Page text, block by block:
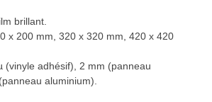
brillant.
x 200 mm, 320 x 320 mm, 420 x 420
(vinyle adhésif), 2 mm (panneau
aluminium).